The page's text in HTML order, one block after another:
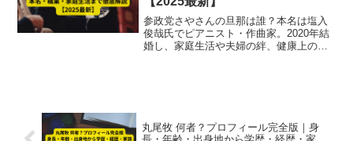
参政党さやさんの旦那は誰？本名は塩入
俊哉氏でピアニスト・作曲家。2020年結
婚し、家庭生活や夫婦の絆、健康上の配
丸尾牧 何者？プロフィール完全版｜身